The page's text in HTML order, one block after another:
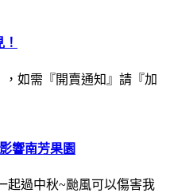
，如需『開賣通知』請『加
響南芳果園
起過中秋~颱風可以傷害我